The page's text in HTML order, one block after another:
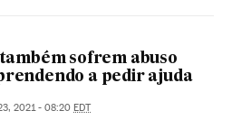
sofrem abuso
a pedir ajuda
2021 - 08:20 EDT